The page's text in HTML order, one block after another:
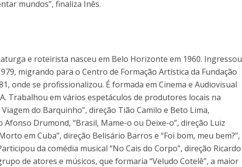
mundos”, finaliza Inês.
e roteirista nasceu em Belo Horizonte em 1960. Ingressou
migrando para o Centro de Formação Artística da Fundação
onde se profissionalizou. É formada em Cinema e Audiovisual
Trabalhou em vários espetáculos de produtores locais na
Viagem do Barquinho”, direção Tião Camilo e Beto Lima,
Afonso Drumond, “Brasil, Mame-o ou Deixe-o”, direção Luiz
em Cuba”, direção Belisário Barros e “Foi bom, meu bem?”,
da comédia musical “No Cais do Corpo”, direção Ricardo
de atores e músicos, que formaria “Veludo Cotelê”, a maior